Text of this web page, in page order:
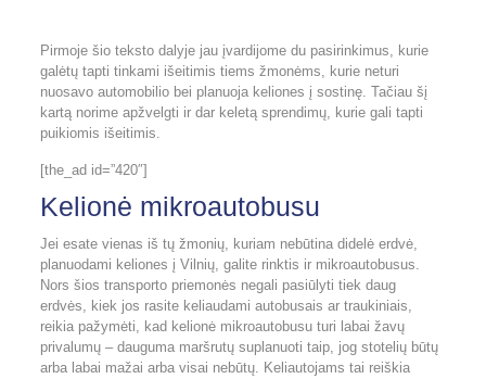
Pirmoje šio teksto dalyje jau įvardijome du pasirinkimus, kurie
galėtų tapti tinkami išeitimis tiems žmonėms, kurie neturi
nuosavo automobilio bei planuoja keliones į sostinę. Tačiau šį
kartą norime apžvelgti ir dar keletą sprendimų, kurie gali tapti
puikiomis išeitimis.
[the_ad id=”420″]
Kelionė mikroautobusu
Jei esate vienas iš tų žmonių, kuriam nebūtina didelė erdvė,
planuodami keliones į Vilnių, galite rinktis ir mikroautobusus.
Nors šios transporto priemonės negali pasiūlyti tiek daug
erdvės, kiek jos rasite keliaudami autobusais ar traukiniais,
reikia pažymėti, kad kelionė mikroautobusu turi labai žavų
privalumų – dauguma maršrutų suplanuoti taip, jog stotelių būtų
arba labai mažai arba visai nebūtų. Keliautojams tai reiškia